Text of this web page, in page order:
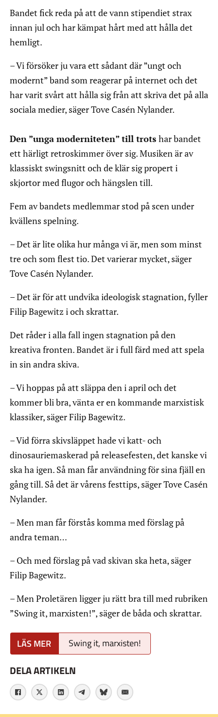
Bandet fick reda på att de vann stipendiet strax
innan jul och har kämpat hårt med att hålla det
hemligt.
– Vi försöker ju vara ett sådant där ”ungt och
modernt” band som reagerar på internet och det
har varit svårt att hålla sig från att skriva det på alla
sociala medier, säger Tove Casén Nylander.
Den ”unga moderniteten” till trots har bandet
ett härligt retroskimmer över sig. Musiken är av
klassiskt swingsnitt och de klär sig propert i
skjortor med flugor och hängslen till.
Fem av bandets medlemmar stod på scen under
kvällens spelning.
– Det är lite olika hur många vi är, men som minst
tre och som flest tio. Det varierar mycket, säger
Tove Casén Nylander.
– Det är för att undvika ideologisk stagnation, fyller
Filip Bagewitz i och skrattar.
Det råder i alla fall ingen stagnation på den
kreativa fronten. Bandet är i full färd med att spela
in sin andra skiva.
– Vi hoppas på att släppa den i april och det
kommer bli bra, vänta er en kommande marxistisk
klassiker, säger Filip Bagewitz.
– Vid förra skivsläppet hade vi katt- och
dinosauriemaskerad på releasefesten, det kanske vi
ska ha igen. Så man får användning för sina fjäll en
gång till. Så det är vårens festtips, säger Tove Casén
Nylander.
– Men man får förstås komma med förslag på
andra teman…
– Och med förslag på vad skivan ska heta, säger
Filip Bagewitz.
– Men Proletären ligger ju rätt bra till med rubriken
”Swing it, marxisten!”, säger de båda och skrattar.
Swing it, marxisten!
DELA ARTIKELN